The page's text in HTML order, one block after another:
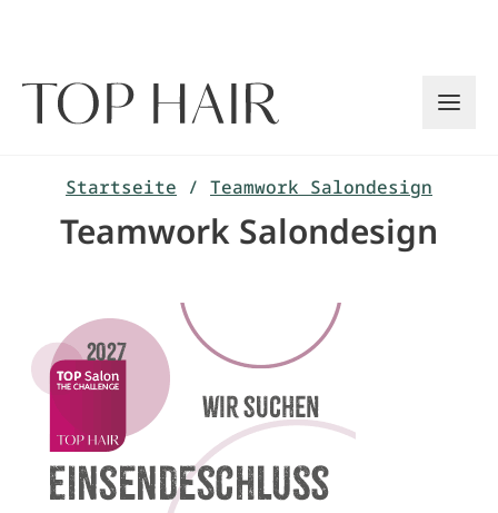
Startseite / Teamwork Salondesign
Teamwork Salondesign